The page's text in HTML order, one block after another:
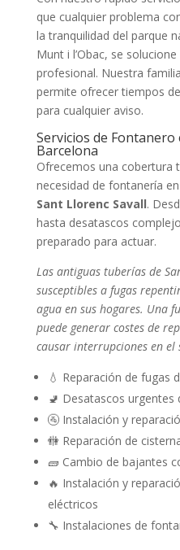
que cualquier problema
la tranquilidad del parque
Munt i l’Obac, se
profesional. Nuestra
permite ofrecer tiempos
para cualquier aviso.
Servicios de Fontanero
Barcelona
Ofrecemos una cobertura
necesidad de fontanería
Sant Llorenc Savall.
hasta desatascos
preparado para actuar.
Las antiguas tuberías de
susceptibles a fugas
agua en sus hogares. Una
puede generar costes de
causar interrupciones en el
💧 Reparación de fugas
🚽 Desatascos urgentes
🚰 Instalación y
🚻 Reparación de
🧱 Cambio de bajantes
🔥 Instalación y
eléctricos
🔧 Instalaciones de